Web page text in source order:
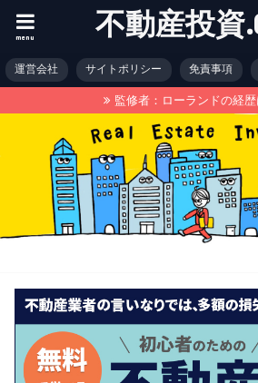
不動産投資
menu
運営会社 サイトポリシー 免責事項
監修者：ローランドの経